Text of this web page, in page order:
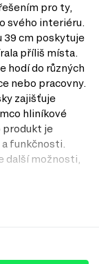
pro ty,
svého interiéru.
39 cm poskytuje
příliš místa.
hodí do různých
nebo pracovny.
zajišťuje
hliníkové
produkt je
funkčnosti.
další možnosti,